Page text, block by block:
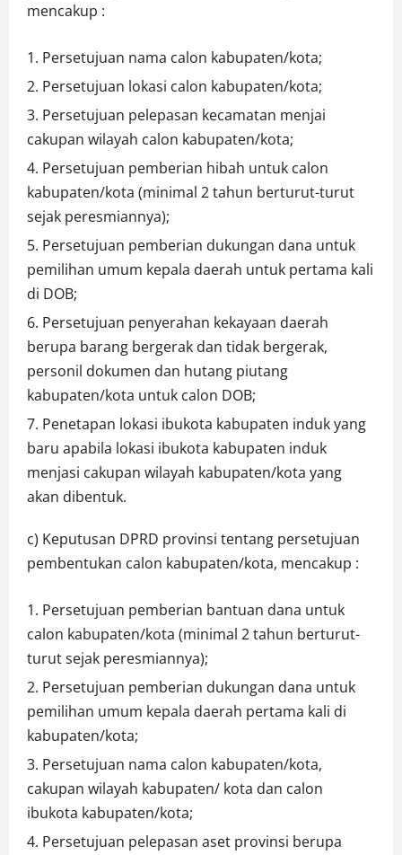
mencakup :
Persetujuan nama calon kabupaten/kota;
Persetujuan lokasi calon kabupaten/kota;
Persetujuan pelepasan kecamatan menjai
cakupan wilayah calon kabupaten/kota;
Persetujuan pemberian hibah untuk calon
kabupaten/kota (minimal 2 tahun berturut-turut
sejak peresmiannya);
Persetujuan pemberian dukungan dana untuk
pemilihan umum kepala daerah untuk pertama kali
di DOB;
Persetujuan penyerahan kekayaan daerah
berupa barang bergerak dan tidak bergerak,
personil dokumen dan hutang piutang
kabupaten/kota untuk calon DOB;
Penetapan lokasi ibukota kabupaten induk yang
baru apabila lokasi ibukota kabupaten induk
menjasi cakupan wilayah kabupaten/kota yang
akan dibentuk.
c) Keputusan DPRD provinsi tentang persetujuan
pembentukan calon kabupaten/kota, mencakup :
Persetujuan pemberian bantuan dana untuk
calon kabupaten/kota (minimal 2 tahun berturut-
turut sejak peresmiannya);
Persetujuan pemberian dukungan dana untuk
pemilihan umum kepala daerah pertama kali di
kabupaten/kota;
Persetujuan nama calon kabupaten/kota,
cakupan wilayah kabupaten/ kota dan calon
ibukota kabupaten/kota;
Persetujuan pelepasan aset provinsi berupa